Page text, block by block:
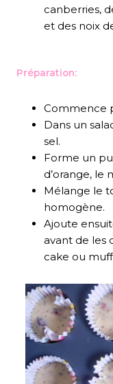
canberries,
et des noix
Préparation:
Commence
Dans un
sel.
Forme un
d’orange, le
Mélange le
homogène.
Ajoute
avant de les
cake ou